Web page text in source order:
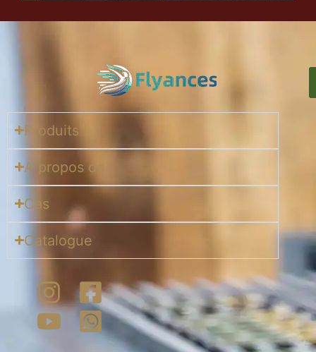
Produits
A propos de
Cas
Catalogue